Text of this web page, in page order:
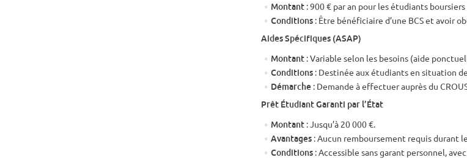
Montant : 900 € par an pour les étudiants
Conditions : Être bénéficiaire d’une BCS et avoir
Aides Spécifiques (ASAP)
Montant : Variable selon les besoins (aide
Conditions : Destinée aux étudiants en situation
Démarche : Demande à effectuer auprès du
Prêt Étudiant Garanti par l’État
Montant : Jusqu’à 20 000 €.
Avantages : Aucun remboursement requis durant
Conditions : Accessible sans garant personnel,